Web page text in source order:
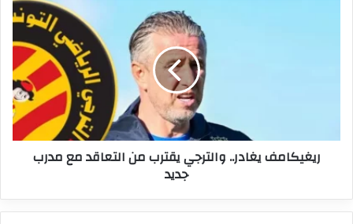
جديد
ريغيكامف يغادر.. والترجي يقترب من التعاقد مع مدرب
جديد